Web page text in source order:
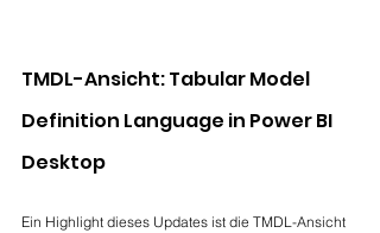
TMDL-Ansicht: Tabular Model
Definition Language in Power BI
Desktop
Ein Highlight dieses Updates ist die TMDL-Ansicht